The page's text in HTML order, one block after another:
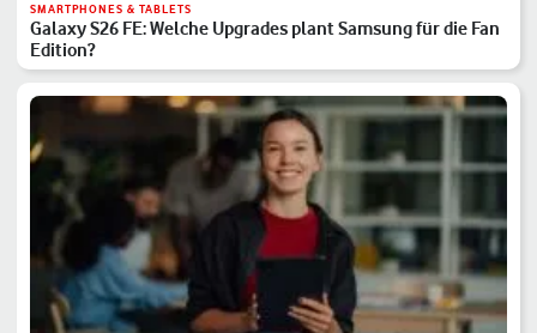
SMARTPHONES & TABLETS
Galaxy S26 FE: Welche Upgrades plant Samsung für die Fan
Edition?